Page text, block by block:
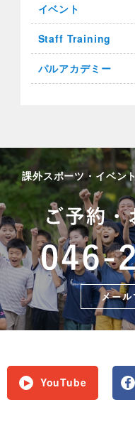
イベント
Staff Training
パルアカデミー
課外スポーツ・イベン
YouTube